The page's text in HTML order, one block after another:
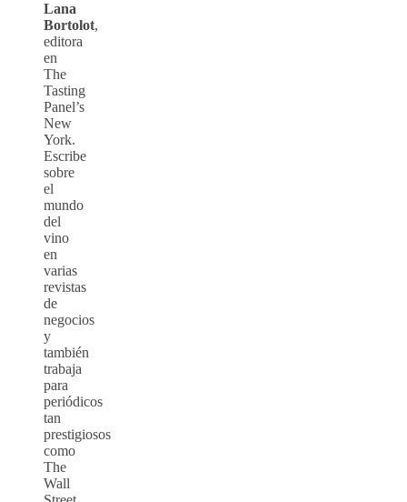
Lana
Bortolot,
editora
en
The
Tasting
Panel’s
New
York.
Escribe
sobre
el
mundo
del
vino
en
varias
revistas
de
negocios
y
también
trabaja
para
periódicos
tan
prestigiosos
como
The
Wall